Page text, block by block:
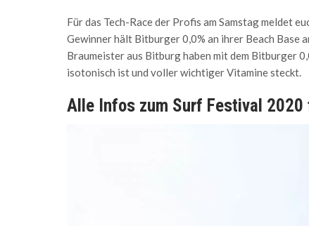
Für das Tech-Race der Profis am Samstag meldet
Gewinner hält Bitburger 0,0% an ihrer Beach Base
Braumeister aus Bitburg haben mit dem Bitburger
isotonisch ist und voller wichtiger Vitamine steckt.
Alle Infos zum Surf Festival